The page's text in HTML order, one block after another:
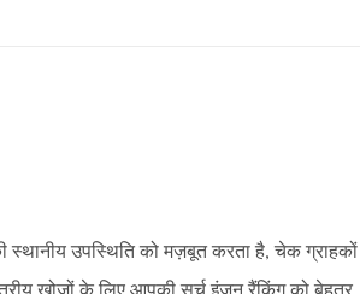
उपस्थिति को मज़बूत करता है, चेक ग्राहकों